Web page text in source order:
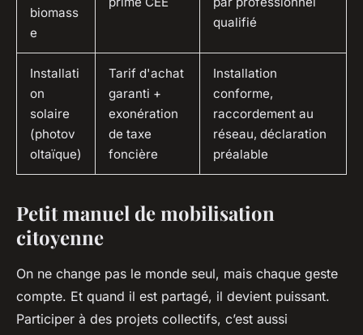
biomass
e
qualifié
Installati
on
solaire
(photov
oltaïque)
Tarif d'achat
garanti +
exonération
de taxe
foncière
Installation
conforme,
raccordement au
réseau, déclaration
préalable
Petit manuel de mobilisation
citoyenne
On ne change pas le monde seul, mais chaque geste
compte. Et quand il est partagé, il devient puissant.
Participer à des projets collectifs, c’est aussi